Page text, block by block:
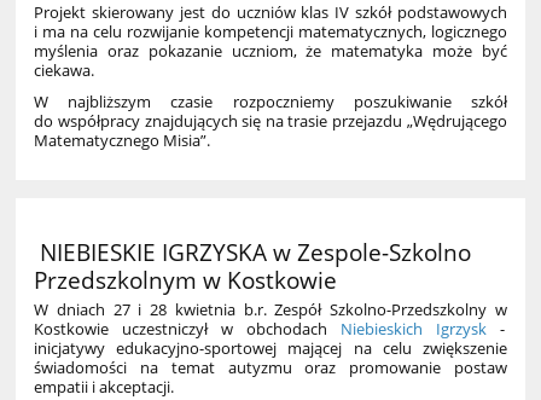
Projekt skierowany jest do uczniów klas IV szkół podstawowych
i ma na celu rozwijanie kompetencji matematycznych, logicznego
myślenia oraz pokazanie uczniom, że matematyka może być
ciekawa.
W najbliższym czasie rozpoczniemy poszukiwanie szkół
do współpracy znajdujących się na trasie przejazdu „Wędrującego
Matematycznego Misia”.
NIEBIESKIE IGRZYSKA w Zespole-Szkolno
Przedszkolnym w Kostkowie
W dniach 27 i 28 kwietnia b.r. Zespół Szkolno-Przedszkolny w
Kostkowie uczestniczył w obchodach Niebieskich Igrzysk -
inicjatywy edukacyjno-sportowej mającej na celu zwiększenie
świadomości na temat autyzmu oraz promowanie postaw
empatii i akceptacji.